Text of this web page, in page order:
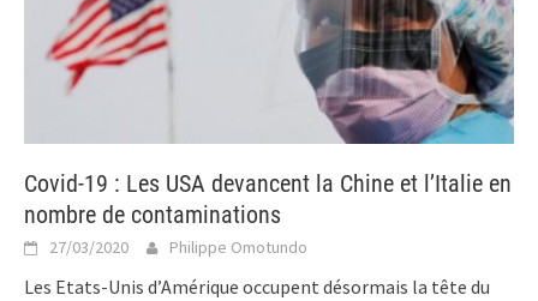
Covid-19 : Les USA devancent la Chine et l’Italie en
nombre de contaminations
27/03/2020 Philippe Omotundo
Les Etats-Unis d’Amérique occupent désormais la tête du